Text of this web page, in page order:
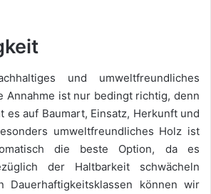
und umweltfreundliches
Annahme ist nur bedingt richtig, denn
es auf Baumart, Einsatz, Herkunft und
umweltfreundliches Holz ist
die beste Option, da es
der Haltbarkeit schwächeln
Dauerhaftigkeitsklassen können wir